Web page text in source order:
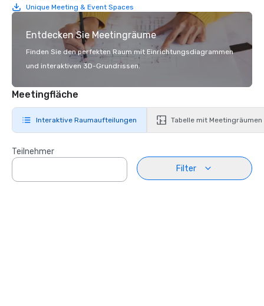
Unique Meeting & Event Spaces
Entdecken Sie Meetingräume
Finden Sie den perfekten Raum mit Einrichtungsdiagrammen
und interaktiven 3D-Grundrissen.
Meetingfläche
Interaktive Raumaufteilungen Tabelle mit Meetingräumen
Teilnehmer
Filter